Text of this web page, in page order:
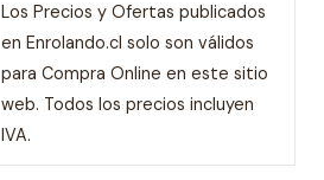
Los Precios y Ofertas publicados
en Enrolando.cl solo son válidos
para Compra Online en este sitio
web. Todos los precios incluyen
IVA.